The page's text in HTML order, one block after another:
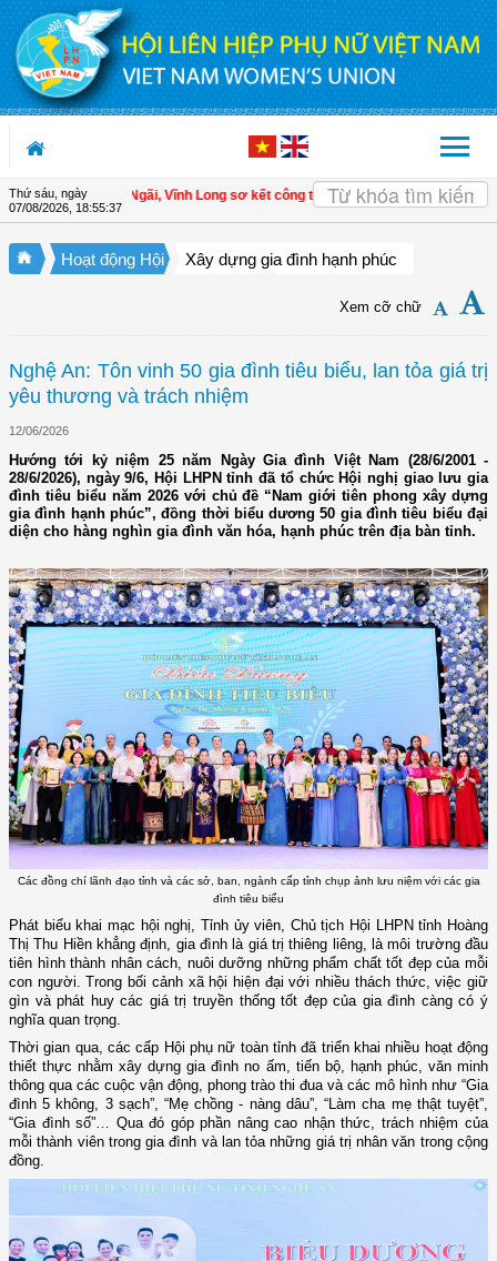
Truy cập nội dung luôn
Thứ sáu, ngày
07/08/2026, 18:55:38
xã Tam Ngãi, Vĩnh Long sơ kết công tác Hội và phong trào phụ nữ 6
Hoạt động Hội Xây dựng gia đình hạnh phúc
Xem cỡ chữ
Nghệ An: Tôn vinh 50 gia đình tiêu biểu, lan tỏa giá trị
yêu thương và trách nhiệm
12/06/2026
Hướng tới kỷ niệm 25 năm Ngày Gia đình Việt Nam (28/6/2001 -
28/6/2026), ngày 9/6, Hội LHPN tỉnh đã tổ chức Hội nghị giao lưu gia
đình tiêu biểu năm 2026 với chủ đề “Nam giới tiên phong xây dựng
gia đình hạnh phúc”, đồng thời biểu dương 50 gia đình tiêu biểu đại
diện cho hàng nghìn gia đình văn hóa, hạnh phúc trên địa bàn tỉnh.
Các đồng chí lãnh đạo tỉnh và các sở, ban, ngành cấp tỉnh chụp ảnh lưu niệm với các gia
đình tiêu biểu
Phát biểu khai mạc hội nghị, Tỉnh ủy viên, Chủ tịch Hội LHPN tỉnh Hoàng
Thị Thu Hiền khẳng định, gia đình là giá trị thiêng liêng, là môi trường đầu
tiên hình thành nhân cách, nuôi dưỡng những phẩm chất tốt đẹp của mỗi
con người. Trong bối cảnh xã hội hiện đại với nhiều thách thức, việc giữ
gìn và phát huy các giá trị truyền thống tốt đẹp của gia đình càng có ý
nghĩa quan trọng.
Thời gian qua, các cấp Hội phụ nữ toàn tỉnh đã triển khai nhiều hoạt động
thiết thực nhằm xây dựng gia đình no ấm, tiến bộ, hạnh phúc, văn minh
thông qua các cuộc vận động, phong trào thi đua và các mô hình như “Gia
đình 5 không, 3 sạch”, “Mẹ chồng - nàng dâu”, “Làm cha mẹ thật tuyệt”,
“Gia đình số”… Qua đó góp phần nâng cao nhận thức, trách nhiệm của
mỗi thành viên trong gia đình và lan tỏa những giá trị nhân văn trong cộng
đồng.